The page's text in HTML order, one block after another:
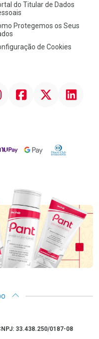
do Titular de Dados
Protegemos os Seus
de Cookies
FacebookTwitter Linkedin
NuPay Google PayDiners Club
33.438.250/0187-08